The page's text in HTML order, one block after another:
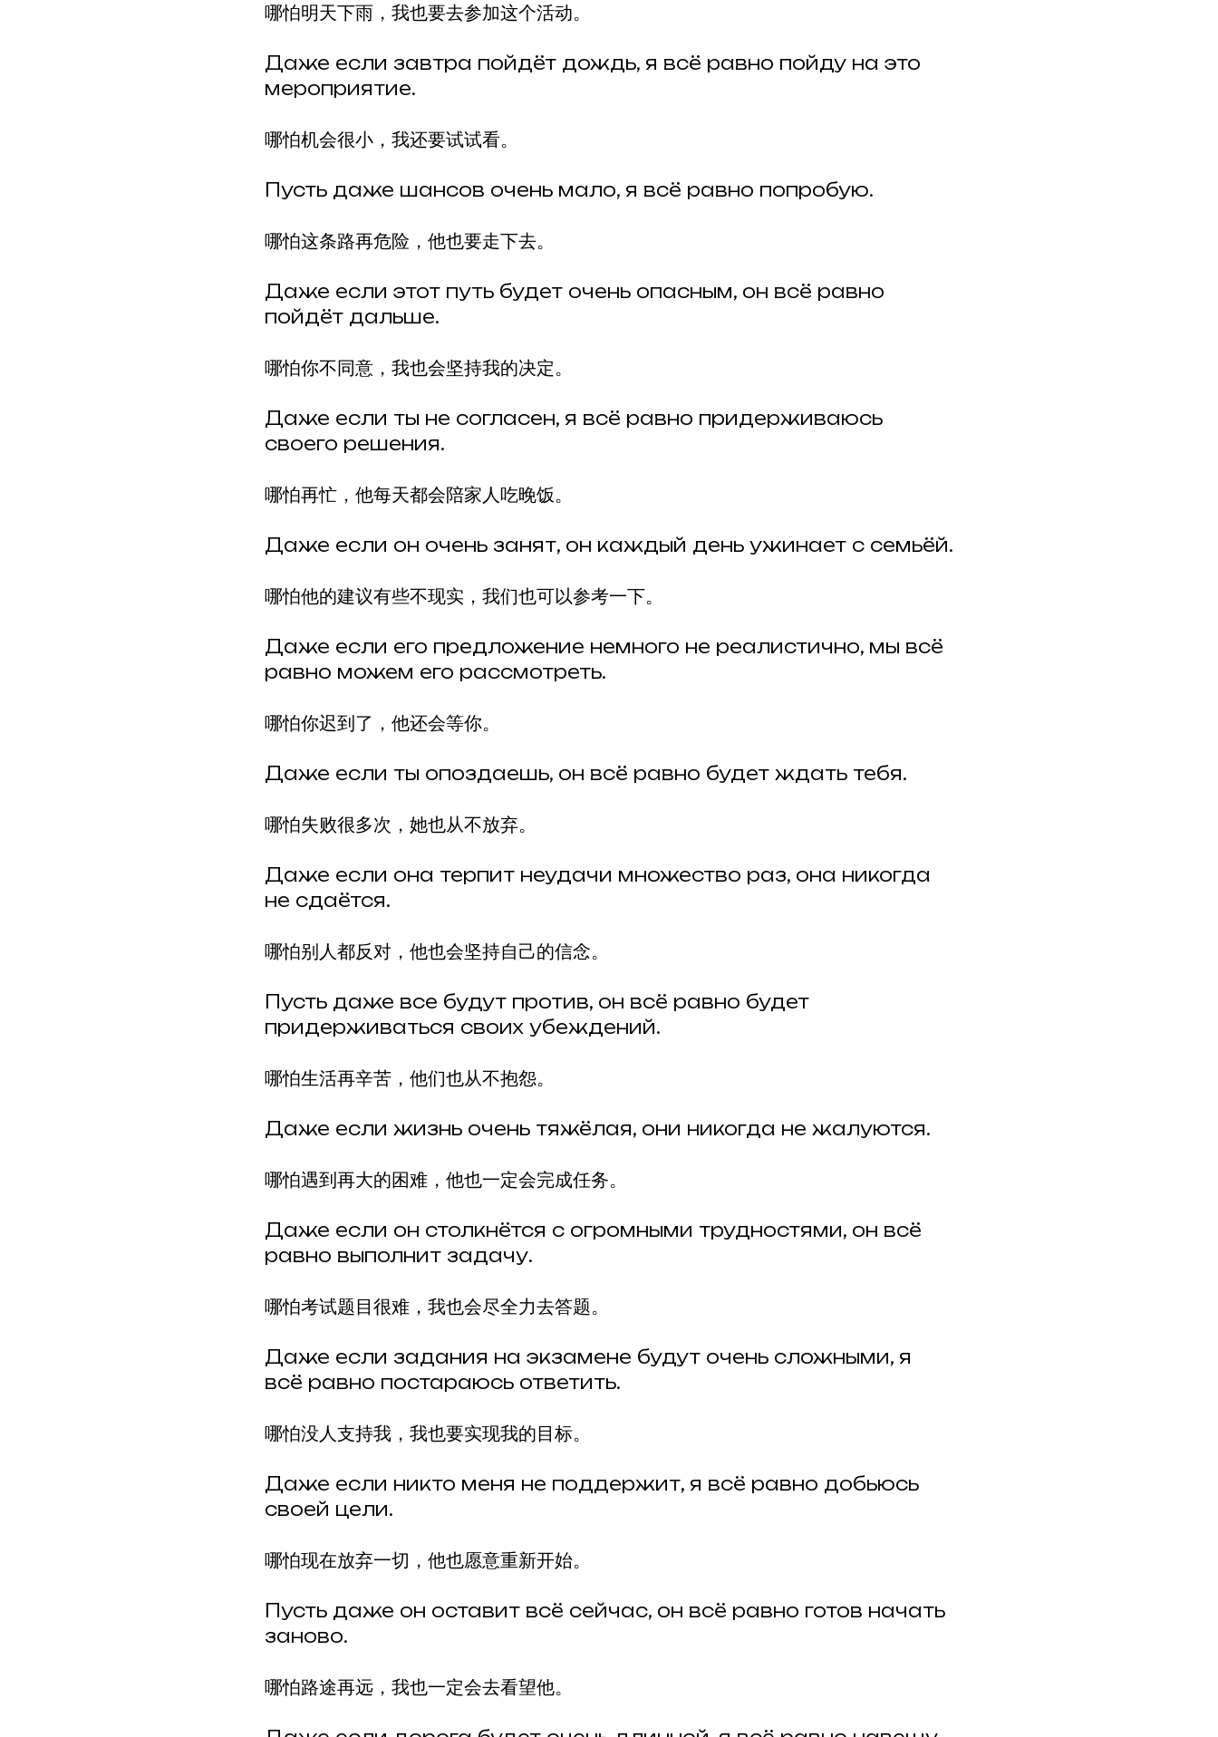
哪怕明天下雨，我也要去参加这个活动。
Даже если завтра пойдёт дождь, я всё равно пойду на это
мероприятие.
哪怕机会很小，我还要试试看。
Пусть даже шансов очень мало, я всё равно попробую.
哪怕这条路再危险，他也要走下去。
Даже если этот путь будет очень опасным, он всё равно
пойдёт дальше.
哪怕你不同意，我也会坚持我的决定。
Даже если ты не согласен, я всё равно придерживаюсь
своего решения.
哪怕再忙，他每天都会陪家人吃晚饭。
Даже если он очень занят, он каждый день ужинает с семьёй.
哪怕他的建议有些不现实，我们也可以参考一下。
Даже если его предложение немного не реалистично, мы всё
равно можем его рассмотреть.
哪怕你迟到了，他还会等你。
Даже если ты опоздаешь, он всё равно будет ждать тебя.
哪怕失败很多次，她也从不放弃。
Даже если она терпит неудачи множество раз, она никогда
не сдаётся.
哪怕别人都反对，他也会坚持自己的信念。
Пусть даже все будут против, он всё равно будет
придерживаться своих убеждений.
哪怕生活再辛苦，他们也从不抱怨。
Даже если жизнь очень тяжёлая, они никогда не жалуются.
哪怕遇到再大的困难，他也一定会完成任务。
Даже если он столкнётся с огромными трудностями, он всё
равно выполнит задачу.
哪怕考试题目很难，我也会尽全力去答题。
Даже если задания на экзамене будут очень сложными, я
всё равно постараюсь ответить.
哪怕没人支持我，我也要实现我的目标。
Даже если никто меня не поддержит, я всё равно добьюсь
своей цели.
哪怕现在放弃一切，他也愿意重新开始。
Пусть даже он оставит всё сейчас, он всё равно готов начать
заново.
哪怕路途再远，我也一定会去看望他。